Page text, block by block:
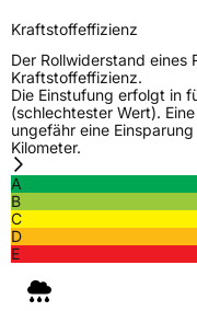
Kraftstoffeffizienz
Der Rollwiderstand
Kraftstoffeffizienz.
Die Einstufung erfolgt in
(schlechtester Wert).
ungefähr eine
Kilometer.
A
B
C
D
E